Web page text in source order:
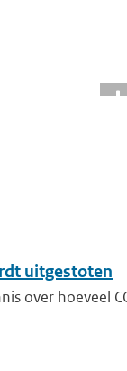
uitgestoten
over hoeveel